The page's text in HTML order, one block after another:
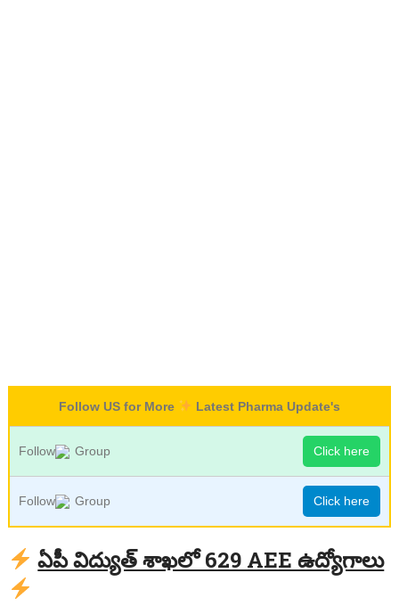
Follow US for More Latest Pharma Update's
Follow Group Click here
Follow Group Click here
ఏపీ విద్యుత్ శాఖలో 629 AEE ఉద్యోగాలు